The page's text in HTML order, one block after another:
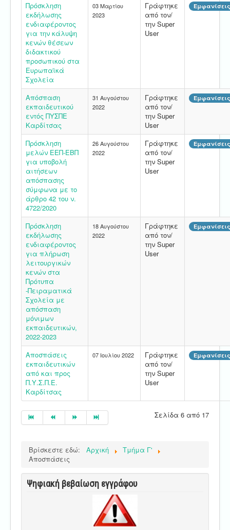
Πρόσκληση
εκδήλωσης
ενδιαφέροντος
για την κάλυψη
κενών θέσεων
διδακτικού
προσωπικού στα
Ευρωπαϊκά
Σχολεία
03 Μαρτίου
2023
Γράφτηκε
από τον/
την Super
User
Απόσπαση
εκπαιδευτικού
εντός ΠΥΣΠΕ
Καρδίτσας
31 Αυγούστου
2022
Γράφτηκε
από τον/
την Super
User
Πρόσκληση
μελών ΕΕΠ-ΕΒΠ
για υποβολή
αιτήσεων
απόσπασης
σύμφωνα με το
άρθρο 42 του ν.
4722/2020
26 Αυγούστου
2022
Γράφτηκε
από τον/
την Super
User
Πρόσκληση
εκδήλωσης
ενδιαφέροντος
για πλήρωση
λειτουργικών
κενών στα
Πρότυπα
-Πειραματικά
Σχολεία με
απόσπαση
μόνιμων
εκπαιδευτικών,
2022-2023
18 Αυγούστου
2022
Γράφτηκε
από τον/
την Super
User
Αποσπάσεις
εκπαιδευτικών
από και προς
Π.Υ.Σ.Π.Ε.
Καρδίτσας
07 Ιουλίου 2022
Γράφτηκε
από τον/
την Super
User
Σελίδα 6 από 17
Βρίσκεστε εδώ: Αρχική
Τμήμα Γ'
Αποσπάσεις
Ψηφιακή βεβαίωση εγγράφου